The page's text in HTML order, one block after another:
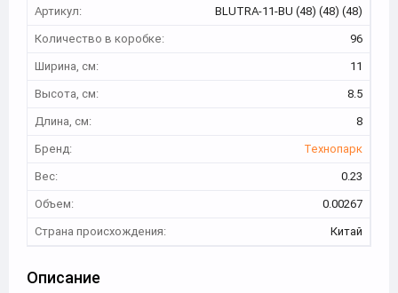
Артикул:
BLUTRA-11-BU (48) (48) (48)
Количество в коробке:
96
Ширина, см:
11
Высота, см:
8.5
Длина, см:
8
Бренд:
Технопарк
Вес:
0.23
Объем:
0.00267
Страна происхождения:
Китай
Описание